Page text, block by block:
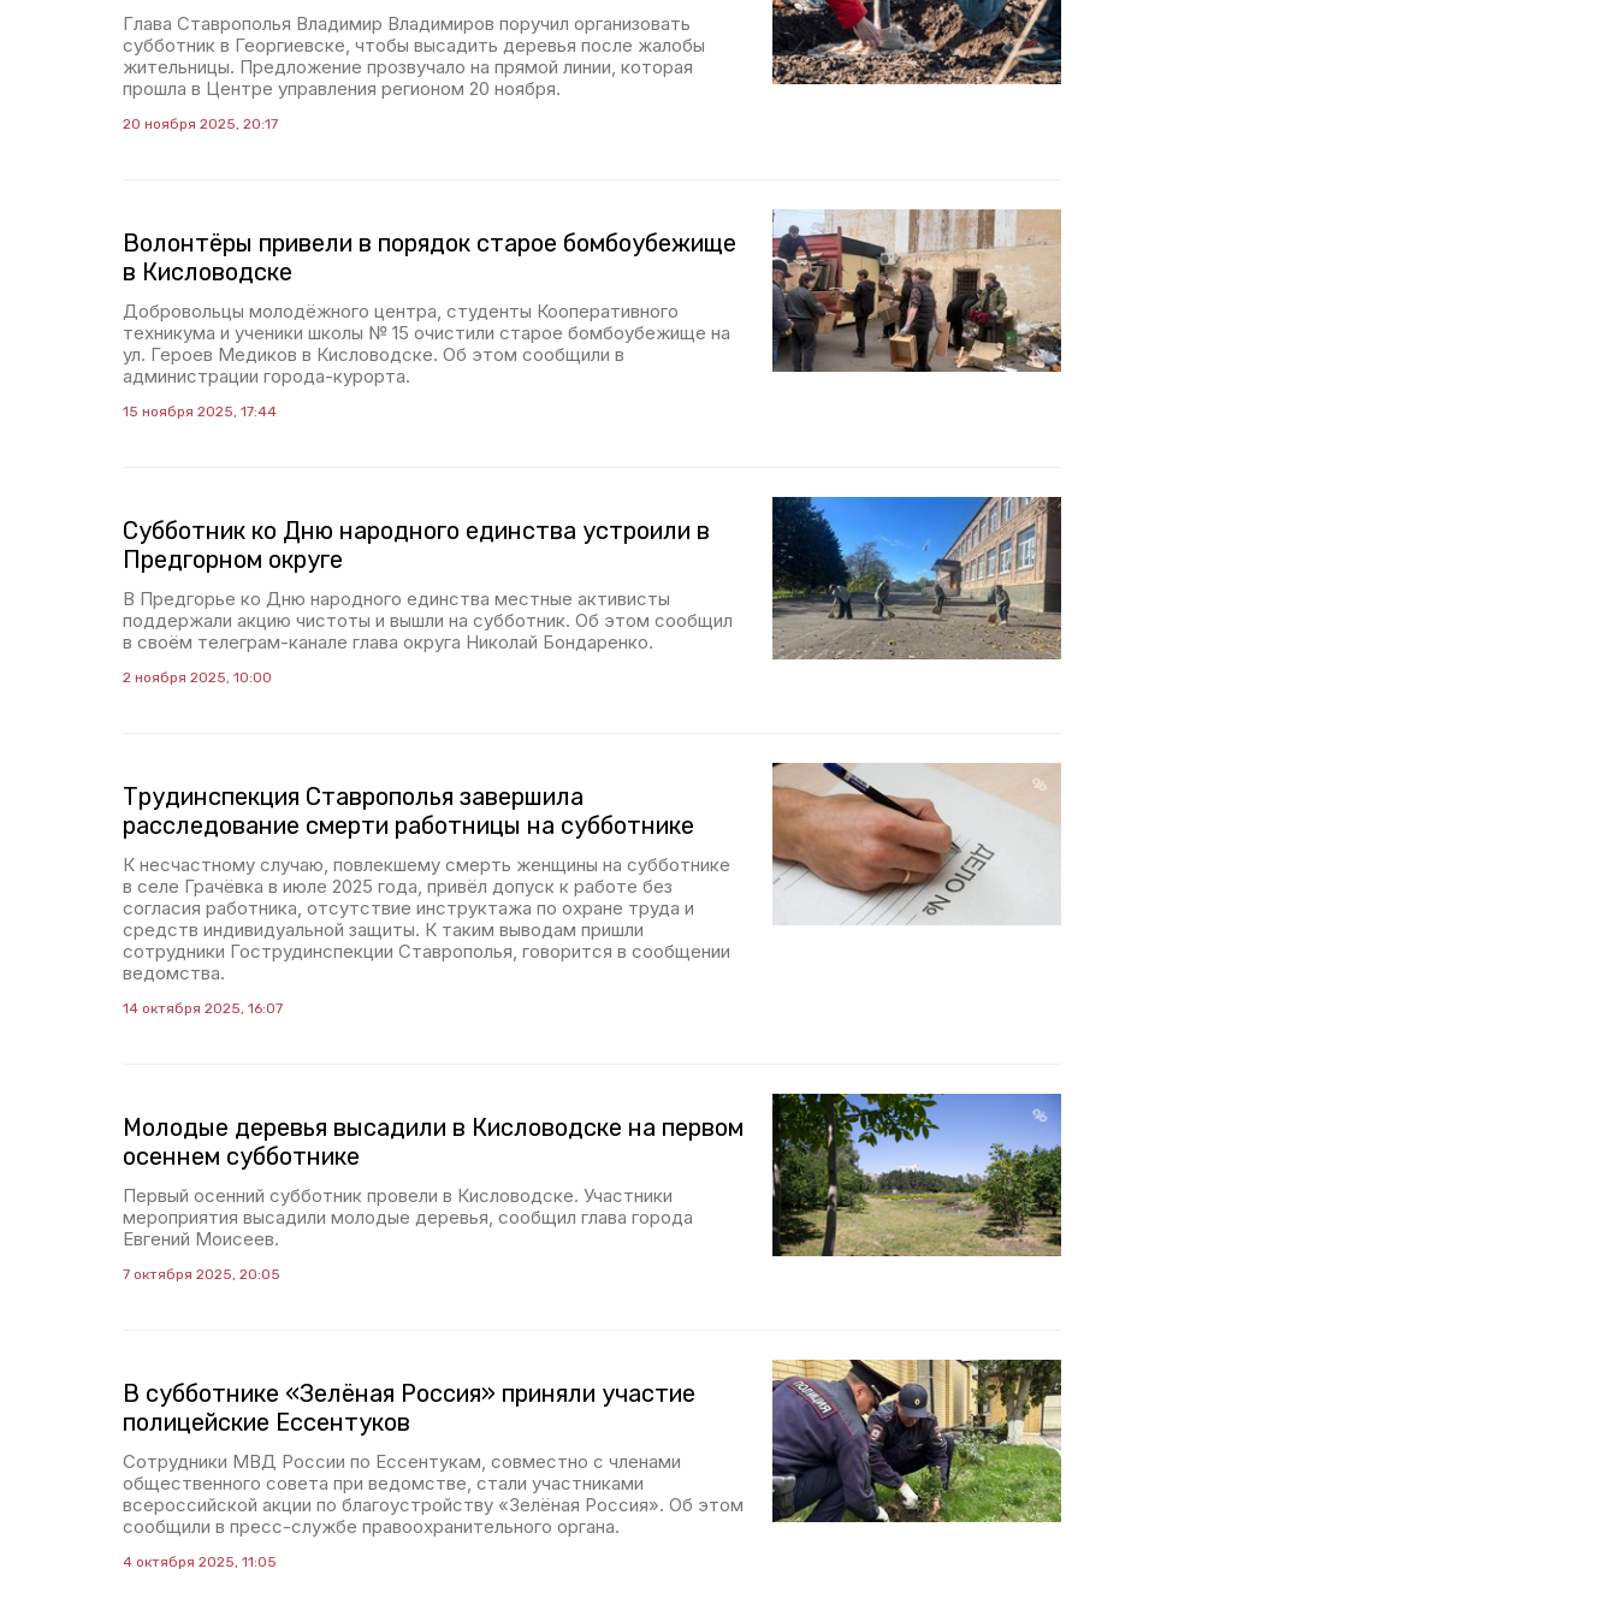
Глава Ставрополья Владимир Владимиров поручил организовать
субботник в Георгиевске, чтобы высадить деревья после жалобы
жительницы. Предложение прозвучало на прямой линии, которая
прошла в Центре управления регионом 20 ноября.
20 ноября 2025, 20:17
Волонтёры привели в порядок старое бомбоубежище
в Кисловодске
Добровольцы молодёжного центра, студенты Кооперативного
техникума и ученики школы № 15 очистили старое бомбоубежище на
ул. Героев Медиков в Кисловодске. Об этом сообщили в
администрации города-курорта.
15 ноября 2025, 17:44
Субботник ко Дню народного единства устроили в
Предгорном округе
В Предгорье ко Дню народного единства местные активисты
поддержали акцию чистоты и вышли на субботник. Об этом сообщил
в своём телеграм-канале глава округа Николай Бондаренко.
2 ноября 2025, 10:00
Трудинспекция Ставрополья завершила
расследование смерти работницы на субботнике
К несчастному случаю, повлекшему смерть женщины на субботнике
в селе Грачёвка в июле 2025 года, привёл допуск к работе без
согласия работника, отсутствие инструктажа по охране труда и
средств индивидуальной защиты. К таким выводам пришли
сотрудники Гострудинспекции Ставрополья, говорится в сообщении
ведомства.
14 октября 2025, 16:07
Молодые деревья высадили в Кисловодске на первом
осеннем субботнике
Первый осенний субботник провели в Кисловодске. Участники
мероприятия высадили молодые деревья, сообщил глава города
Евгений Моисеев.
7 октября 2025, 20:05
В субботнике «Зелёная Россия» приняли участие
полицейские Ессентуков
Сотрудники МВД России по Ессентукам, совместно с членами
общественного совета при ведомстве, стали участниками
всероссийской акции по благоустройству «Зелёная Россия». Об этом
сообщили в пресс-службе правоохранительного органа.
4 октября 2025, 11:05